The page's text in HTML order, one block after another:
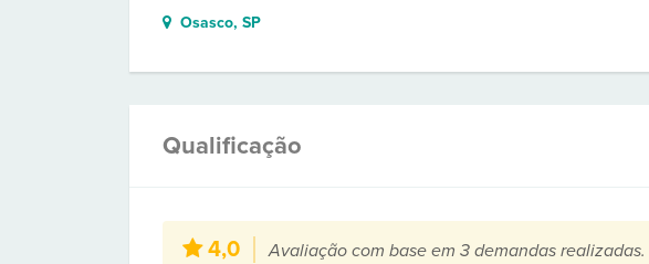
Osasco, SP
Qualificação
4,0 Avaliação com base em 3 demandas realizadas.